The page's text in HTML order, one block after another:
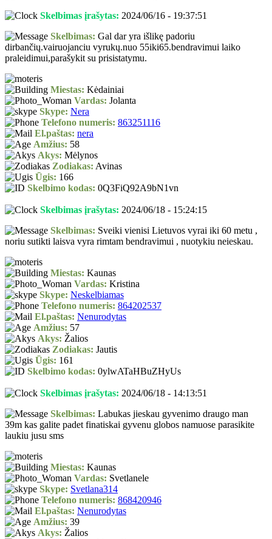
Skelbimas įrašytas: 2024/06/16 - 19:37:51
Skelbimas: Gal dar yra išlikę padoriu
dirbančių.vairuojanciu vyrukų.nuo 55iki65.bendravimui laiko
praleidimui,parašykit su prisistatymu.
Miestas: Kėdainiai
Vardas: Jolanta
Skype: Nera
Telefono numeris: 863251116
El.paštas: nera
Amžius: 58
Akys: Mėlynos
Zodiakas: Avinas
Ūgis: 166
Skelbimo kodas: 0Q3FiQ92A9bN1vn
Skelbimas įrašytas: 2024/06/18 - 15:24:15
Skelbimas: Sveiki vienisi Lietuvos vyrai iki 60 metu ,
noriu sutikti laisva vyra rimtam bendravimui , nuotykiu neieskau.
Miestas: Kaunas
Vardas: Kristina
Skype: Neskelbiamas
Telefono numeris: 864202537
El.paštas: Nenurodytas
Amžius: 57
Akys: Žalios
Zodiakas: Jautis
Ūgis: 161
Skelbimo kodas: 0ylwATaHBuZHyUs
Skelbimas įrašytas: 2024/06/18 - 14:13:51
Skelbimas: Labukas jieskau gyvenimo draugo man
39m kas galite padet finatiskai gyvenu globos namuose parasikite
laukiu jusu sms
Miestas: Kaunas
Vardas: Svetlanele
Skype: Svetlana314
Telefono numeris: 868420946
El.paštas: Nenurodytas
Amžius: 39
Akys: Žalios